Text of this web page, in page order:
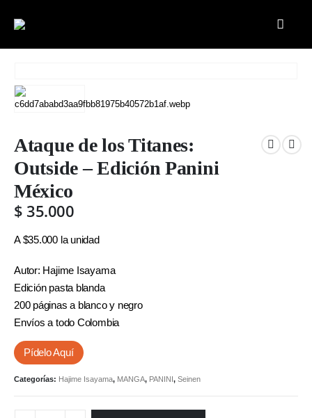
Ataque de los Titanes:
Outside – Edición Panini
México
$ 35.000
A $35.000 la unidad
Autor: Hajime Isayama
Edición pasta blanda
200 páginas a blanco y negro
Envíos a todo Colombia
Pídelo Aquí
Categorías: Hajime Isayama, MANGA, PANINI, Seinen